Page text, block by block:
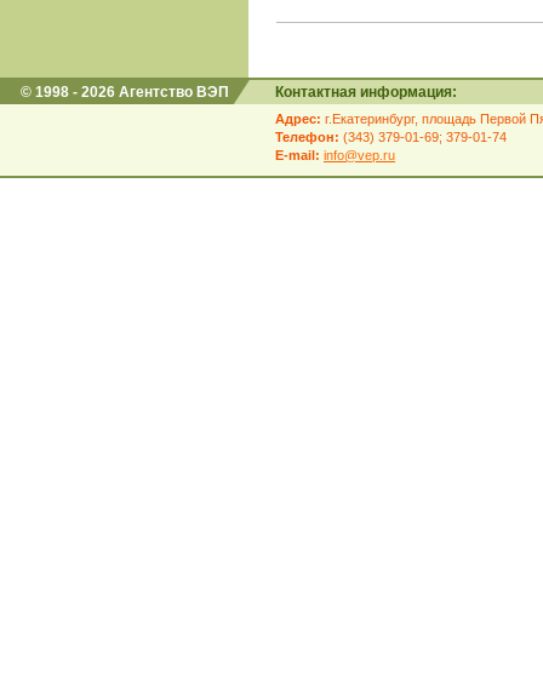
© 1998 - 2026 Агентство ВЭП Контактная информация:
Адрес: г.Екатеринбург, площадь Первой
Телефон: (343) 379-01-69; 379-01-74
E-mail: info@vep.ru